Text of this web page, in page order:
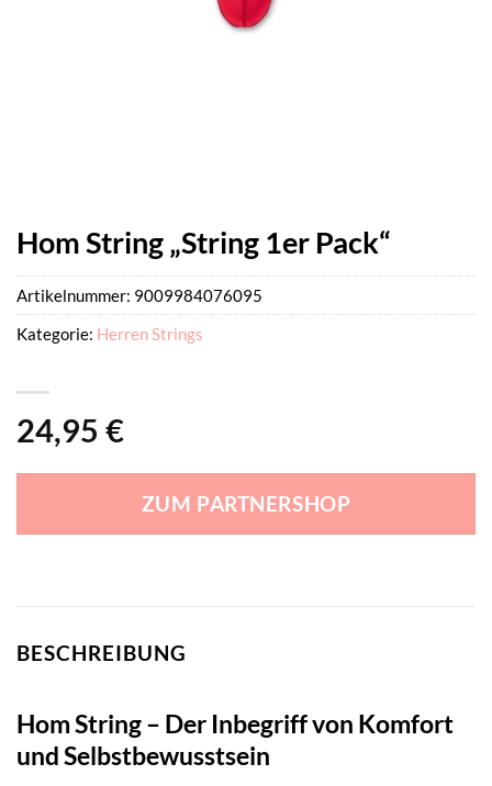
Hom String „String 1er Pack“
24,95 €
ZUM PARTNERSHOP
Artikelnummer: 9009984076095
Kategorie: Herren Strings
BESCHREIBUNG
Hom String – Der Inbegriff von Komfort
und Selbstbewusstsein